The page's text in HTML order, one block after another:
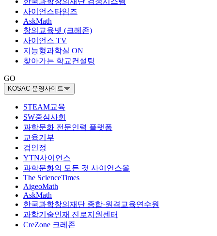
사이언스타임즈
AskMath
창의교육넷 (크레존)
사이언스 TV
지능형과학실 ON
찾아가는 학교컨설팅
GO
KOSAC 운영사이트
STEAM교육
SW중심사회
과학문화 전문인력 플랫폼
교육기부
검인정
YTN사이언스
과학문화의 모든 것 사이언스올
The ScienceTimes
AigeoMath
AskMath
한국과학창의재단 종합·원격교육연수원
과학기술인재 진로지원센터
CreZone 크레존